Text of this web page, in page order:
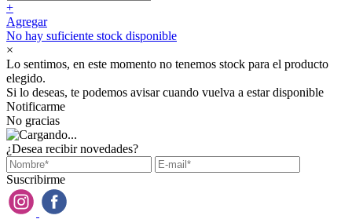
+
Agregar
No hay suficiente stock disponible
×
Lo sentimos, en este momento no tenemos stock para el producto
elegido.
Si lo deseas, te podemos avisar cuando vuelva a estar disponible
Notificarme
No gracias
¿Desea recibir novedades?
Suscribirme